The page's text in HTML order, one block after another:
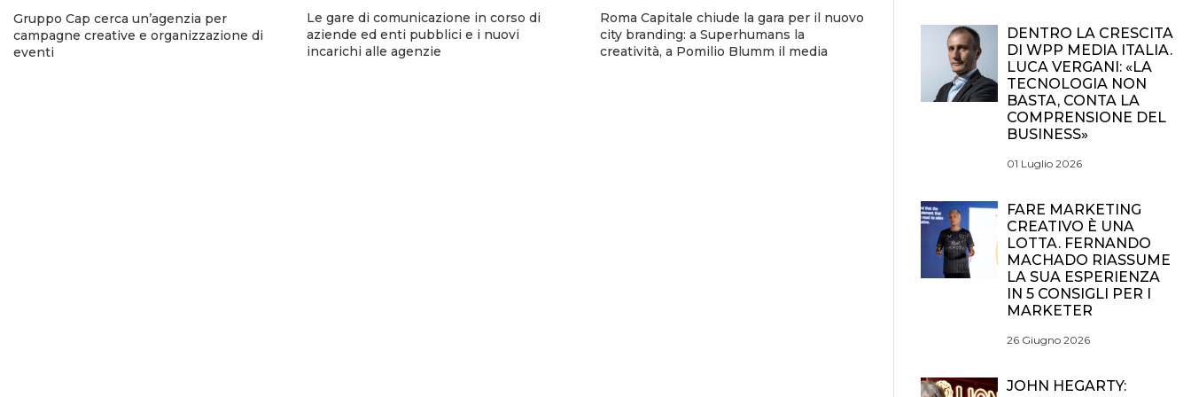
Gruppo Cap cerca un’agenzia per
campagne creative e organizzazione di
eventi
Le gare di comunicazione in corso di
aziende ed enti pubblici e i nuovi
incarichi alle agenzie
Roma Capitale chiude la gara per il nuovo
city branding: a Superhumans la
creatività, a Pomilio Blumm il media
DENTRO LA CRESCITA
DI WPP MEDIA ITALIA.
LUCA VERGANI: «LA
TECNOLOGIA NON
BASTA, CONTA LA
COMPRENSIONE DEL
BUSINESS»
01 Luglio 2026
FARE MARKETING
CREATIVO È UNA
LOTTA. FERNANDO
MACHADO RIASSUME
LA SUA ESPERIENZA
IN 5 CONSIGLI PER I
MARKETER
26 Giugno 2026
JOHN HEGARTY: